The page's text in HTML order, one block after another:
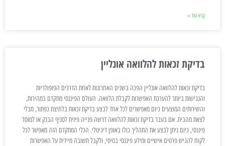
קרא עוד »
בדיקת זכאות להלוואה אונליין
בדיקת זכאות להלוואה אונליין הפכה בשנים האחרונות לאחת הדרכים הפופולריות
והנגישות ביותר להערכת האפשרות לקבלת הלוואה. העולם הפיננסי מתקדם במהירות,
והשירותים המוצעים כיום מאפשרים לכל אחד לבצע בדיקת זכאות בלחיצת כפתור, מבלי
לצאת מהבית. אם בעבר בדיקת זכאות להלוואה דרשה פנייה פיזית לסניף הבנק או למוסד
פיננסי, כיום ניתן לבצע את התהליך כולו באופן דיגיטלי. הכלי המתקדם הזה מאפשר לכל
לקוח להגיש פרטים אישיים ומידע פיננסי בסיסי, ולקבל תשובה מיידית על האפשרות